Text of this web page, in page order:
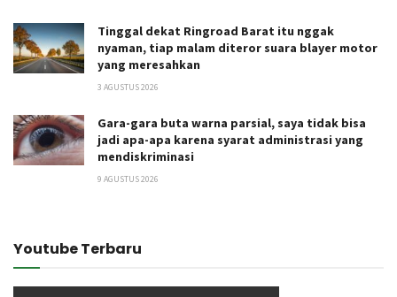
Tinggal dekat Ringroad Barat itu nggak
nyaman, tiap malam diteror suara blayer motor
yang meresahkan
3 AGUSTUS 2026
Gara-gara buta warna parsial, saya tidak bisa
jadi apa-apa karena syarat administrasi yang
mendiskriminasi
9 AGUSTUS 2026
Youtube Terbaru